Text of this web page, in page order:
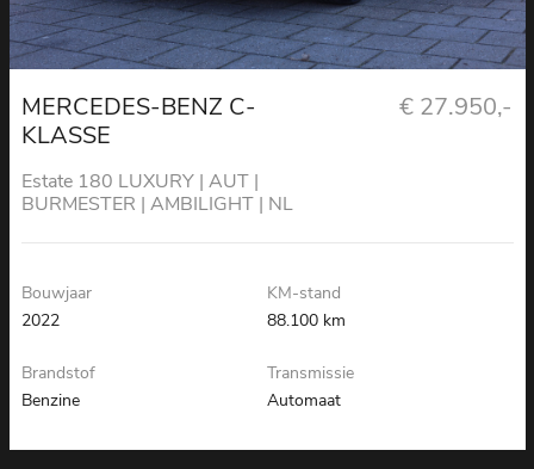
MERCEDES-BENZ C-
KLASSE
Estate 180 LUXURY | AUT |
BURMESTER | AMBILIGHT | NL
€ 27.950,-
Bouwjaar
2022
KM-stand
88.100 km
Brandstof
Benzine
Transmissie
Automaat